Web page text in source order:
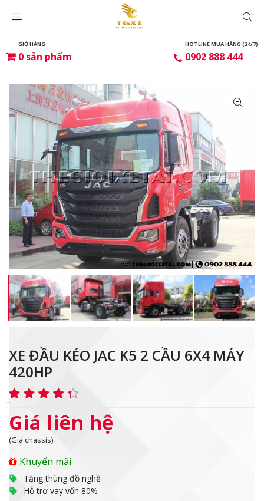
GIỎ HÀNG
0 sản phẩm
HOTLINE MUA HÀNG (24/7)
0902 888 444
XE ĐẦU KÉO JAC K5 2 CẦU 6X4 MÁY
420HP
Giá liên hệ
(Giá chassis)
Khuyến mãi
Tặng thùng đồ nghề
Hỗ trợ vay vốn 80%